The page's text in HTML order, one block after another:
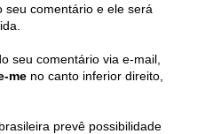
seu comentário e ele será
seu comentário via e-mail,
me no canto inferior direito,
prevê possibilidade